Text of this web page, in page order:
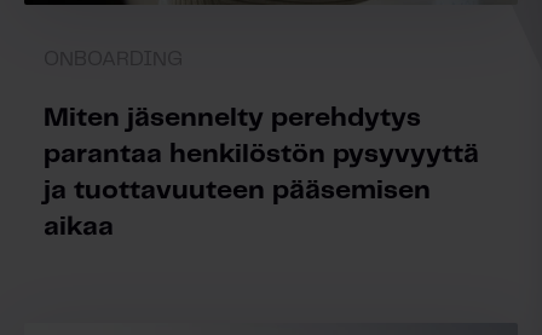
Miten jäsennelty perehdytys
parantaa henkilöstön pysyvyyttä
ja tuottavuuteen pääsemisen
aikaa